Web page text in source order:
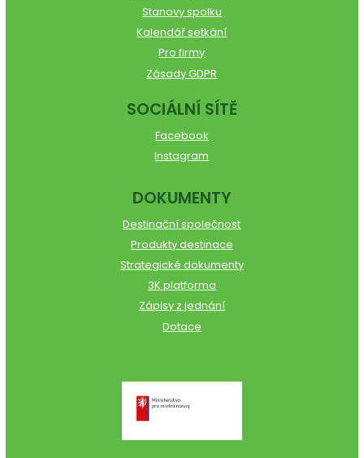
Stanovy spolku
Kalendář setkání
Pro firmy
Zásady GDPR
SOCIÁLNÍ SÍTĚ
Facebook
Instagram
DOKUMENTY
Destinační společnost
Produkty destinace
Strategické dokumenty
3K platforma
Zápisy z jednání
Dotace